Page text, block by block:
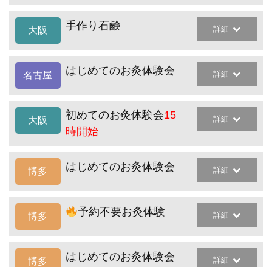
大阪 手作り石鹸 詳細
名古屋 はじめてのお灸体験会 詳細
大阪 初めてのお灸体験会15
時開始
詳細
博多 はじめてのお灸体験会 詳細
博多 予約不要お灸体験 詳細
博多 はじめてのお灸体験会 詳細